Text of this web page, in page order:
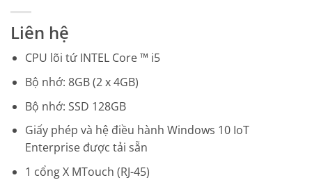
Liên hệ
CPU lõi tứ INTEL Core ™ i5
Bộ nhớ: 8GB (2 x 4GB)
Bộ nhớ: SSD 128GB
Giấy phép và hệ điều hành Windows 10 IoT
Enterprise được tải sẵn
1 cổng X MTouch (RJ-45)